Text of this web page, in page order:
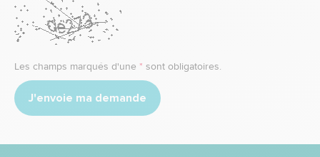
Les champs marqués d'une * sont obligatoires.
J'envoie ma demande